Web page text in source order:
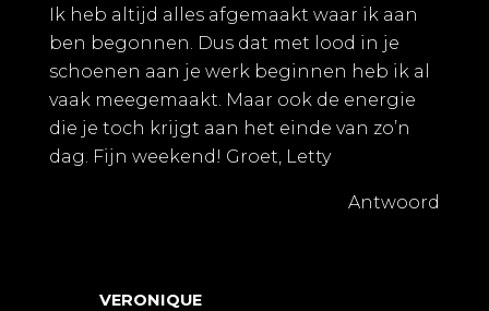
Ik heb altijd alles afgemaakt waar ik aan
ben begonnen. Dus dat met lood in je
schoenen aan je werk beginnen heb ik al
vaak meegemaakt. Maar ook de energie
die je toch krijgt aan het einde van zo’n
dag. Fijn weekend! Groet, Letty
Antwoord
VERONIQUE